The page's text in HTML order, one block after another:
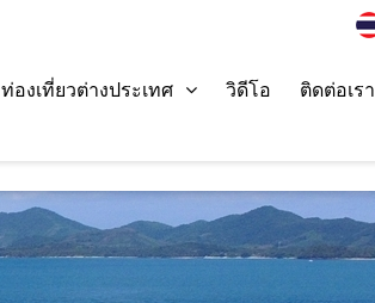
ท่องเที่ยวต่างประเทศ วิดีโอ ติดต่อเรา